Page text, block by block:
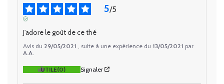
5/5
J'adore le goût de ce thé
Avis du 29/05/2021 , suite à une expérience du 13/05/2021 par
A.A.
UTILE(0) Signaler